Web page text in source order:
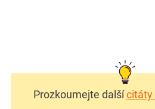
Prozkoumejte dalšícitáty